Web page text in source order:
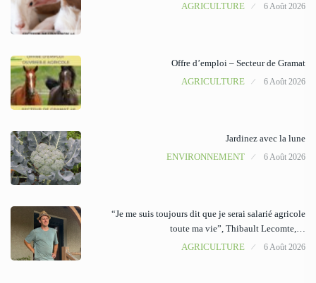
AGRICULTURE
6 Août 2026
Offre d’emploi – Secteur de Gramat
AGRICULTURE
6 Août 2026
Jardinez avec la lune
ENVIRONNEMENT
6 Août 2026
“Je me suis toujours dit que je serai salarié agricole
toute ma vie”, Thibault Lecomte,…
AGRICULTURE
6 Août 2026